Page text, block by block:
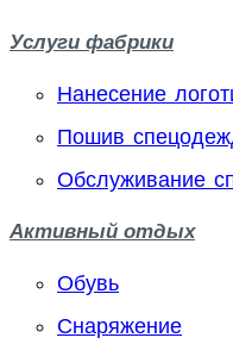
Услуги фабрики
Нанесение
Пошив
Обслуживание
Активный отдых
Обувь
Снаряжение